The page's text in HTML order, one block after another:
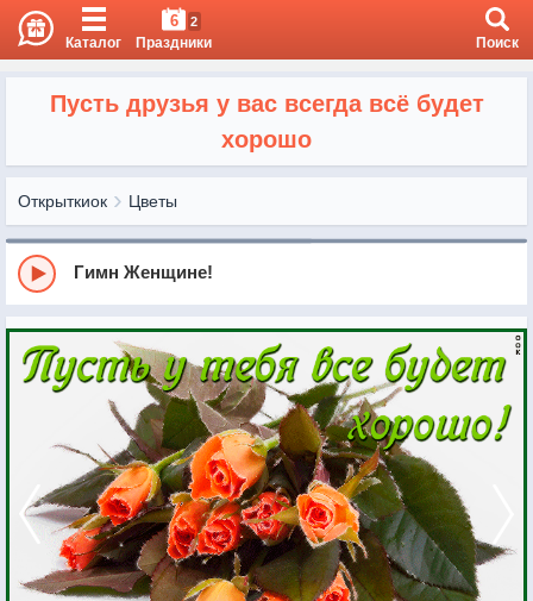
Каталог
6 2
Праздники Поиск
Пусть друзья у вас всегда всё будет
хорошо
Открыткиок Цветы
Гимн Женщине!